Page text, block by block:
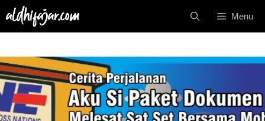
Langsung
ke
Menu